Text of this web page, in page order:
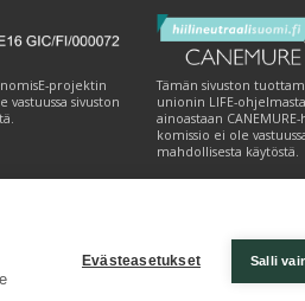
Evästeasetukset Salli
projektin
vastuussa sivuston
Tämän sivuston
unionin LIFE-
ainoastaan
komissio ei ole
mahdollisesta käytöstä.
palautetta (syke.fi)